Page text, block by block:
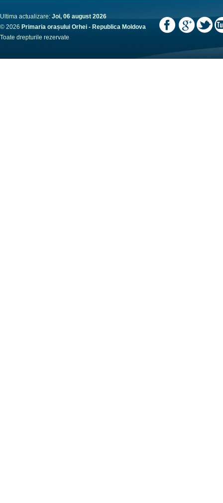
Ultima actualizare: Joi, 06 august 2026
© 2026 Primaria orașului Orhei - Republica Moldova
Toate drepturile rezervate